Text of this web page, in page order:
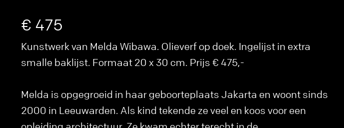
€ 475
Kunstwerk van Melda Wibawa. Olieverf op doek. Ingelijst in extra
smalle baklijst. Formaat 20 x 30 cm. Prijs € 475,-
Melda is opgegroeid in haar geboorteplaats Jakarta en woont sinds
2000 in Leeuwarden. Als kind tekende ze veel en koos voor een